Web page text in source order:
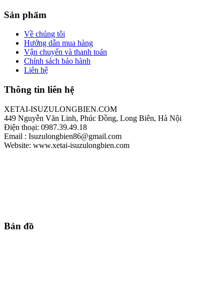
Sản phẩm
Về chúng tôi
Hướng dẫn mua hàng
Vận chuyển và thanh toán
Chính sách bảo hành
Liên hệ
Thông tin liên hệ
XETAI-ISUZULONGBIEN.COM
449 Nguyễn Văn Linh, Phúc Đồng, Long Biên, Hà Nội
Điện thoại: 0987.39.49.18
Email : Isuzulongbien86@gmail.com
Website: www.xetai-isuzulongbien.com
Bản đồ